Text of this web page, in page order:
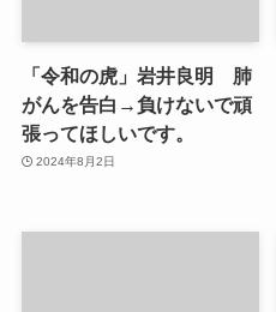
「令和の虎」岩井良明 肺
がんを告白→負けないで頑
張ってほしいです。
2024年8月2日